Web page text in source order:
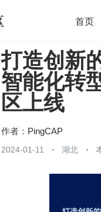
首页
开源 架构
团队管理
打造创新
智能化转
区上线
作者： PingCAP
2024-01-11 湖北